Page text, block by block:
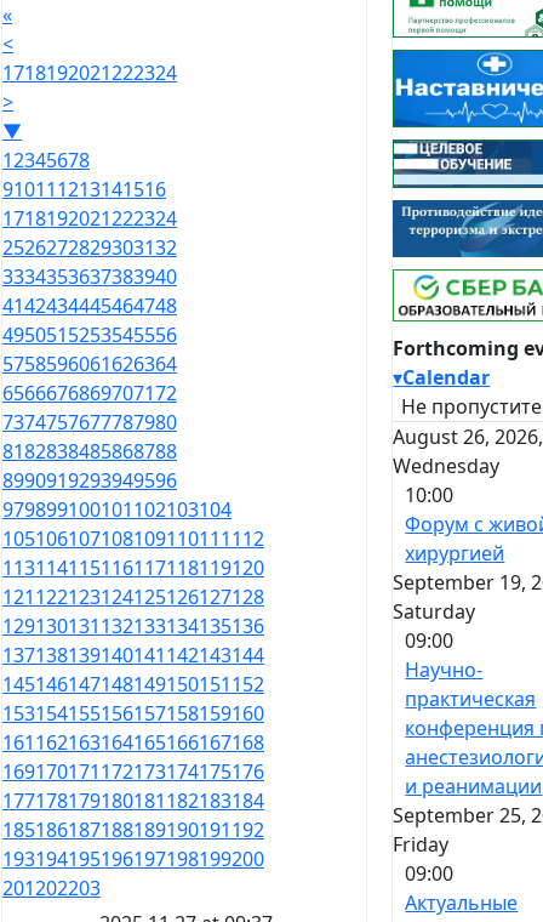
«
<
1718192021222324
>
▼
12345678
910111213141516
1718192021222324
2526272829303132
3334353637383940
4142434445464748
4950515253545556
5758596061626364
6566676869707172
7374757677787980
8182838485868788
8990919293949596
979899100101102103104
105106107108109110111112
113114115116117118119120
121122123124125126127128
129130131132133134135136
137138139140141142143144
145146147148149150151152
153154155156157158159160
161162163164165166167168
169170171172173174175176
177178179180181182183184
185186187188189190191192
193194195196197198199200
201202203
Forthcoming
▾Calendar
Не
August 26, 2026,
Wednesday
10:00
Форум с
хирургией
September 19,
Saturday
09:00
Научно-
практическая
конференция
и реанимации
September 25,
Friday
09:00
Актуальные